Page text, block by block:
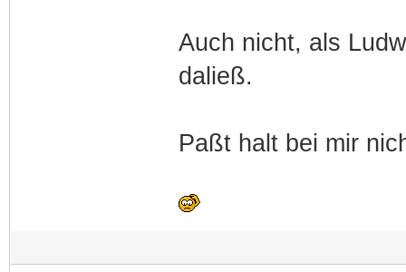
Auch nicht, als
daließ.
Paßt halt bei mir